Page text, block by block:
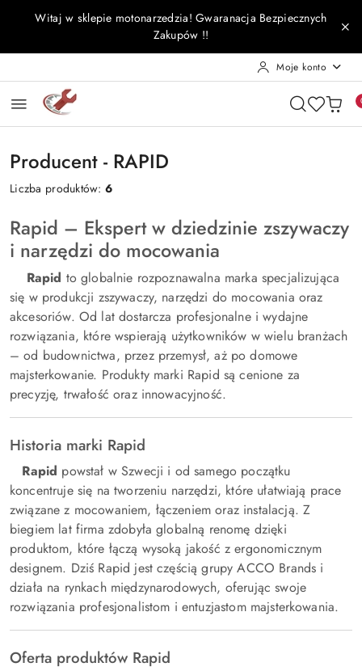
Przejdź do treści głównej
Przejdź do wyszukiwarki
Przejdź do moje konto
Przejdź do menu głównego
Przejdź do stopki
Witaj w sklepie motonarzedzia! Gwaranacja Bezpiecznych
Zakupów !!
Moje konto
Producent - RAPID
Liczba produktów:6
Rapid – Ekspert w dziedzinie zszywaczy
i narzędzi do mocowania
Rapid to globalnie rozpoznawalna marka specjalizująca
się w produkcji zszywaczy, narzędzi do mocowania oraz
akcesoriów. Od lat dostarcza profesjonalne i wydajne
rozwiązania, które wspierają użytkowników w wielu branżach
– od budownictwa, przez przemysł, aż po domowe
majsterkowanie. Produkty marki Rapid są cenione za
precyzję, trwałość oraz innowacyjność.
Historia marki Rapid
Rapid powstał w Szwecji i od samego początku
koncentruje się na tworzeniu narzędzi, które ułatwiają prace
związane z mocowaniem, łączeniem oraz instalacją. Z
biegiem lat firma zdobyła globalną renomę dzięki
produktom, które łączą wysoką jakość z ergonomicznym
designem. Dziś Rapid jest częścią grupy ACCO Brands i
działa na rynkach międzynarodowych, oferując swoje
rozwiązania profesjonalistom i entuzjastom majsterkowania.
Oferta produktów Rapid